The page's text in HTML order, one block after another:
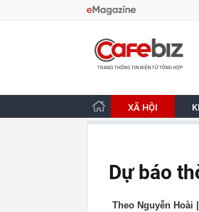
CafeBiz - Trang chủ
XÃ HỘI
Dự báo
Theo Nguyễn Hoài